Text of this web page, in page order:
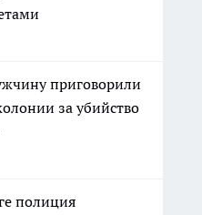
приговорили
за убийство
полиция